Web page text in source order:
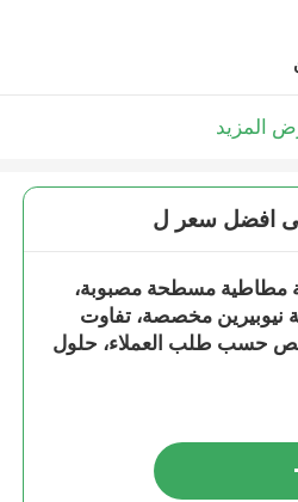
المزيد
افضل سعر ل
مطاطية مسطحة مصبوبة،
نيوبيرين مخصصة، تفاوت
حسب طلب العملاء، حلول